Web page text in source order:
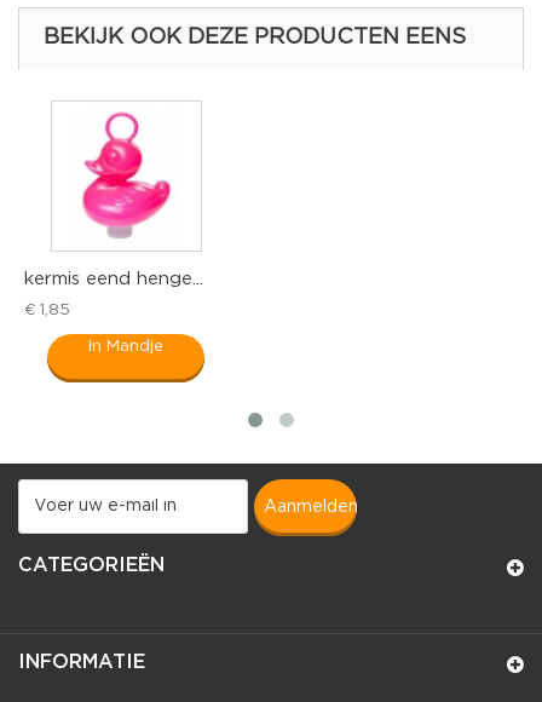
BEKIJK OOK DEZE PRODUCTEN EENS
eend henge...
In Mandje
aanmelden
CATEGORIEËN
INFORMATIE